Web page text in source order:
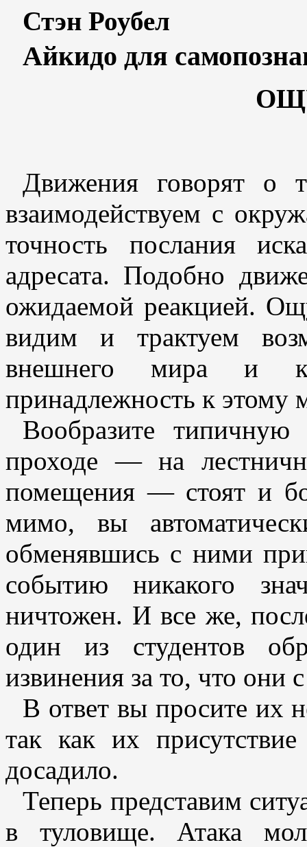
Стэн Роубел
Айкидо для
Движения говорят о
взаимодействуем с
точность послания
адресата. Подобно
ожидаемой реакцией.
видим и трактуем
внешнего мира и
принадлежность к этому
Вообразите
проходе — на
помещения — стоят и
мимо, вы
обменявшись с ними
событию никакого
ничтожен. И все же,
один из студентов
извинения за то, что они
В ответ вы просите их
так как их
досадило.
Теперь представим
в туловище. Атака